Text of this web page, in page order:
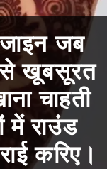
जब
खूबसूरत
चाहती
राउंड
करिए।